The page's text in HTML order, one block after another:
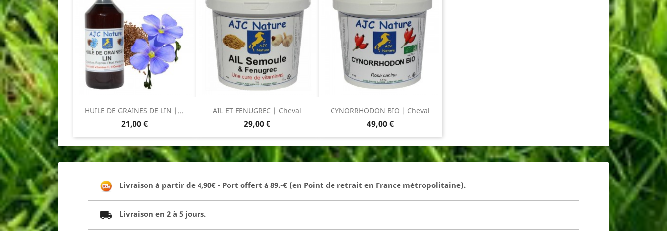
HUILE DE GRAINES DE LIN |...
Prix
21,00 €
AIL ET FENUGREC | Cheval
Prix
29,00 €
CYNORRHODON BIO | Cheval
Prix
49,00 €
Livraison à partir de 4,90€ - Port offert à 89.-€ (en Point de retrait en France métropolitaine).
Livraison en 2 à 5 jours.